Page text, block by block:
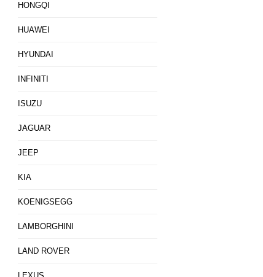
HONGQI
HUAWEI
HYUNDAI
INFINITI
ISUZU
JAGUAR
JEEP
KIA
KOENIGSEGG
LAMBORGHINI
LAND ROVER